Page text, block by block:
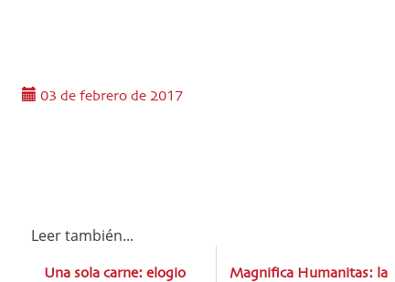
03 de febrero de 2017
Leer también...
Una sola carne: elogio Magnifica Humanitas: la